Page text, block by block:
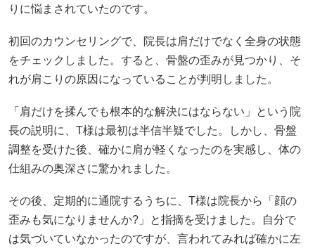
りに悩まされていたのです。
初回のカウンセリングで、院長は肩だけでなく全身の状態
をチェックしました。すると、骨盤の歪みが見つかり、そ
れが肩こりの原因になっていることが判明しました。
「肩だけを揉んでも根本的な解決にはならない」という院
長の説明に、T様は最初は半信半疑でした。しかし、骨盤
調整を受けた後、確かに肩が軽くなったのを実感し、体の
仕組みの奥深さに驚かれました。
その後、定期的に通院するうちに、T様は院長から「顔の
歪みも気になりませんか?」と指摘を受けました。自分で
は気づいていなかったのですが、言われてみれば確かに左